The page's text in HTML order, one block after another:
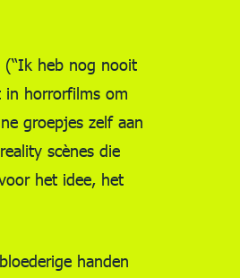
(“Ik heb nog nooit
in horrorfilms om
groepjes zelf aan
scènes die
het idee, het
handen